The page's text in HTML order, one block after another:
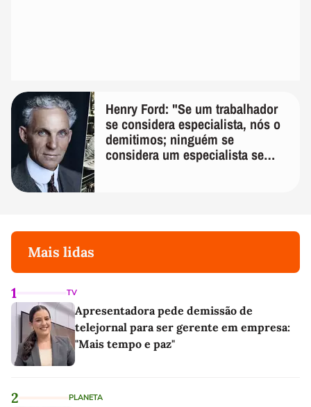
Henry Ford: "Se um trabalhador
se considera especialista, nós o
demitimos; ninguém se
considera um especialista se
Mais lidas
1 TV
Apresentadora pede demissão de
telejornal para ser gerente em empresa:
"Mais tempo e paz"
2 PLANETA